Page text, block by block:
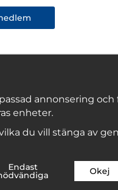
& Kattens AB
annonsering och
enheter.
du vill stänga av
Endast Okej